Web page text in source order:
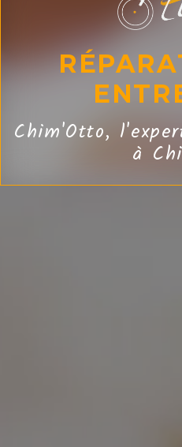
Chim'Otto,
à